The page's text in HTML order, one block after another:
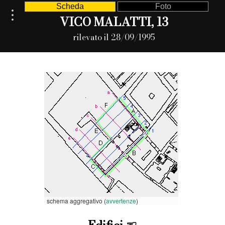
Scheda Foto
VICO MALATTI, 13
rilevato il 28/09/1995
schema aggregativo (avvertenze)